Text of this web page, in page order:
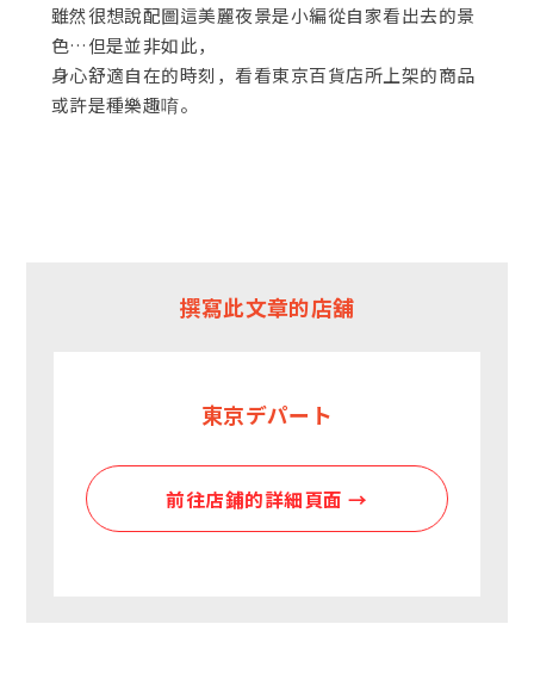
雖然很想說配圖這美麗夜景是小編從自家看出去的景
色…但是並非如此，
身心舒適自在的時刻，看看東京百貨店所上架的商品
或許是種樂趣唷。
撰寫此文章的店舖
東京デパート
前往店鋪的詳細頁面 →